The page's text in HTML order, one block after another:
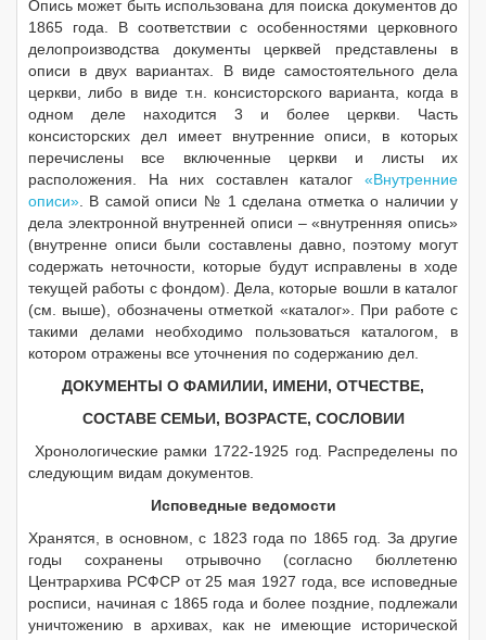
Опись может быть использована для поиска документов до
1865 года. В соответствии с особенностями церковного
делопроизводства документы церквей представлены в
описи в двух вариантах. В виде самостоятельного дела
церкви, либо в виде т.н. консисторского варианта, когда в
одном деле находится 3 и более церкви. Часть
консисторских дел имеет внутренние описи, в которых
перечислены все включенные церкви и листы их
расположения. На них составлен каталог «Внутренние
описи» . В самой описи № 1 сделана отметка о наличии у
дела электронной внутренней описи – «внутренняя опись»
(внутренне описи были составлены давно, поэтому могут
содержать неточности, которые будут исправлены в ходе
текущей работы с фондом). Дела, которые вошли в каталог
(см. выше), обозначены отметкой «каталог». При работе с
такими делами необходимо пользоваться каталогом, в
котором отражены все уточнения по содержанию дел.
ДОКУМЕНТЫ О ФАМИЛИИ, ИМЕНИ, ОТЧЕСТВЕ,
СОСТАВЕ СЕМЬИ, ВОЗРАСТЕ, СОСЛОВИИ
Хронологические рамки 1722-1925 год. Распределены по
следующим видам документов.
Исповедные ведомости
Хранятся, в основном, с 1823 года по 1865 год. За другие
годы сохранены отрывочно (согласно бюллетеню
Центрархива РСФСР от 25 мая 1927 года, все исповедные
росписи, начиная с 1865 года и более поздние, подлежали
уничтожению в архивах, как не имеющие исторической